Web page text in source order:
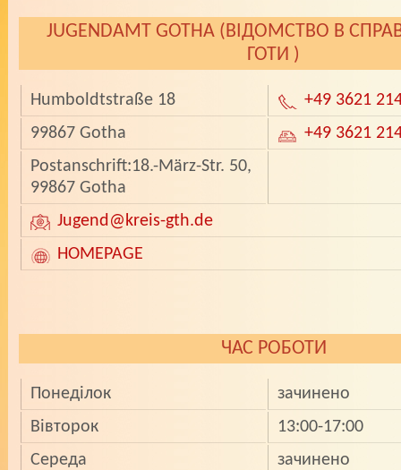
JUGENDAMT GOTHA (ВIДОМСТВО В
ГОТИ )
Humboldtstraße 18
+49 3621
99867 Gotha
+49 3621
Postanschrift:18.-März-Str. 50,
99867 Gotha
Jugend@kreis-gth.de
HOMEPAGE
ЧАС РОБОТИ
Понедiлок
зачинено
Вiвторок
13:00-17:00
Середа
зачинено